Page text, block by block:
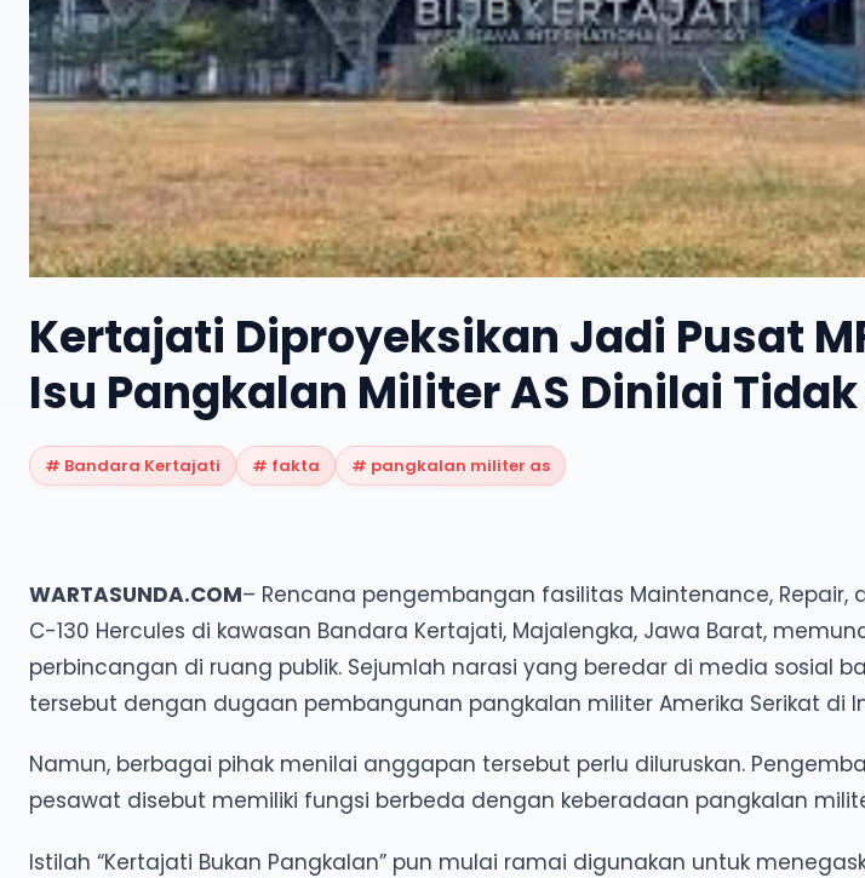
Kertajati Diproyeksikan Jadi Pusat
Isu Pangkalan Militer AS Dinilai
# Bandara Kertajati # fakta # pangkalan militer as
WARTASUNDA.COM– Rencana pengembangan fasilitas Maintenance, Repair,
C-130 Hercules di kawasan Bandara Kertajati, Majalengka, Jawa Barat,
perbincangan di ruang publik. Sejumlah narasi yang beredar di media sosial
tersebut dengan dugaan pembangunan pangkalan militer Amerika Serikat di
Namun, berbagai pihak menilai anggapan tersebut perlu diluruskan.
pesawat disebut memiliki fungsi berbeda dengan keberadaan pangkalan
Istilah “Kertajati Bukan Pangkalan” pun mulai ramai digunakan untuk